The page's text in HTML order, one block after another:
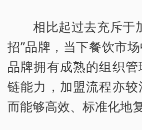
相比起过去充斥于
招”品牌，当下餐饮市
品牌拥有成熟的组织
链能力，加盟流程亦
而能够高效、标准化地